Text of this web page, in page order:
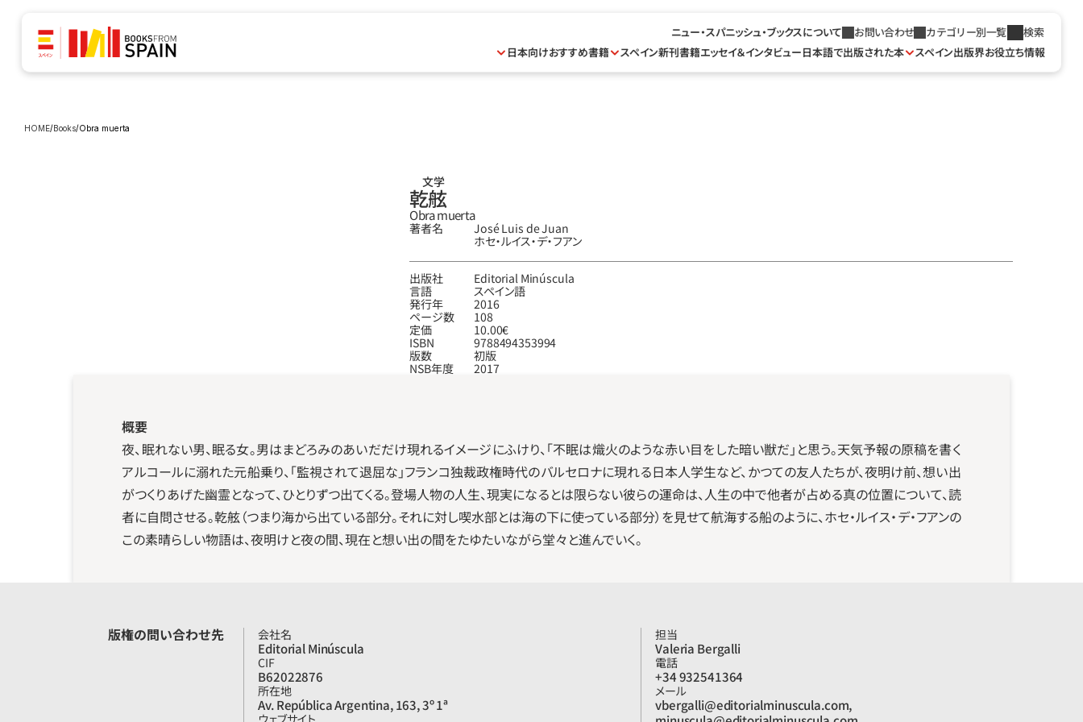
ニュー・スパニッシュ・ブックスについて お問い合わせ カテゴリー別一覧
検索
日本向けおすすめ書籍
スペイン新刊書籍エッセイ＆インタビュー日本語で出版された本 スペイン出版界お役立ち情報
HOME/Books/Obra muerta
文学
乾舷
Obra muerta
著者名
José Luis de Juan
ホセ‧ルイス‧デ‧フアン
出版社
Editorial Minúscula
言語
スペイン語
発行年
2016
ページ数
108
定価
10.00€
ISBN
9788494353994
版数
初版
NSB年度
2017
概要
夜、眠れない男、眠る女。男はまどろみのあいだだけ現れるイメージにふけり、「不眠は熾火のような赤い目をした暗い獣だ」と思う。天気予報の原稿を書く
アルコールに溺れた元船乗り、「監視されて退屈な」フランコ独裁政権時代のバルセロナに現れる日本人学生など、かつての友人たちが、夜明け前、想い出
がつくりあげた幽霊となって、ひとりずつ出てくる。登場人物の人生、現実になるとは限らない彼らの運命は、人生の中で他者が占める真の位置について、読
者に自問させる。乾舷（つまり海から出ている部分。それに対し喫水部とは海の下に使っている部分）を見せて航海する船のように、ホセ・ルイス・デ・フアンの
この素晴らしい物語は、夜明けと夜の間、現在と想い出の間をたゆたいながら堂々と進んでいく。
版権の問い合わせ先 会社名
Editorial Minúscula
CIF
B62022876
所在地
Av. República Argentina, 163, 3º 1ª
ウェブサイト
担当
Valeria Bergalli
電話
+34 932541364
メール
vbergalli@editorialminuscula.com,